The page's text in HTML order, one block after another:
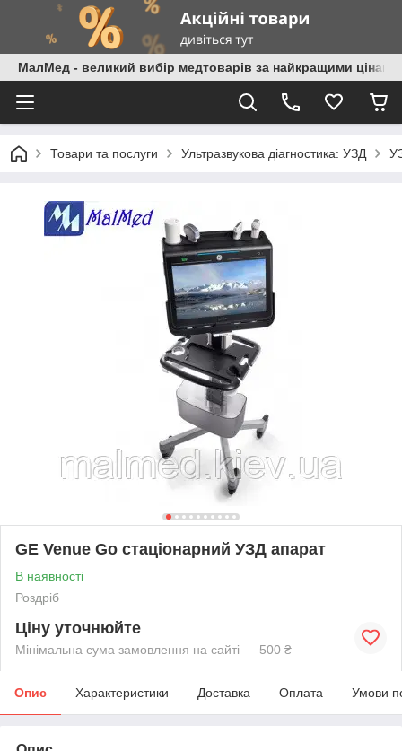
МалМед - великий вибір медтоварів за найкращими цінами
Товари та послуги Ультразвукова діагностика: УЗД
GE Venue Go стаціонарний УЗД апарат
В наявності
Роздріб
Ціну уточнюйте
Мінімальна сума замовлення на сайті — 500 ₴
Опис Характеристики Доставка Оплата Умови